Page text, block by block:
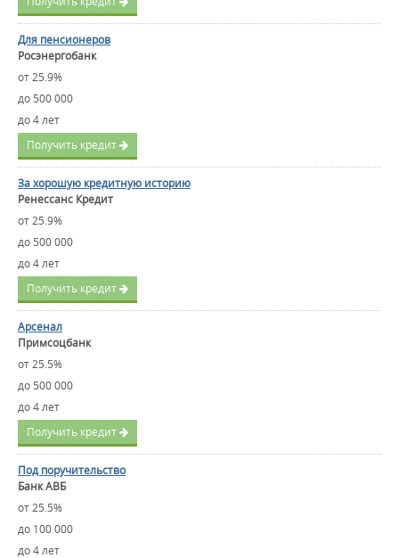
Для пенсионеров
Росэнергобанк
от 25.9%
до 500 000
до 4 лет
Получить кредит
За хорошую кредитную историю
Ренессанс Кредит
от 25.9%
до 500 000
до 4 лет
Получить кредит
Арсенал
Примсоцбанк
от 25.5%
до 500 000
до 4 лет
Получить кредит
Под поручительство
Банк АВБ
от 25.5%
до 100 000
до 4 лет